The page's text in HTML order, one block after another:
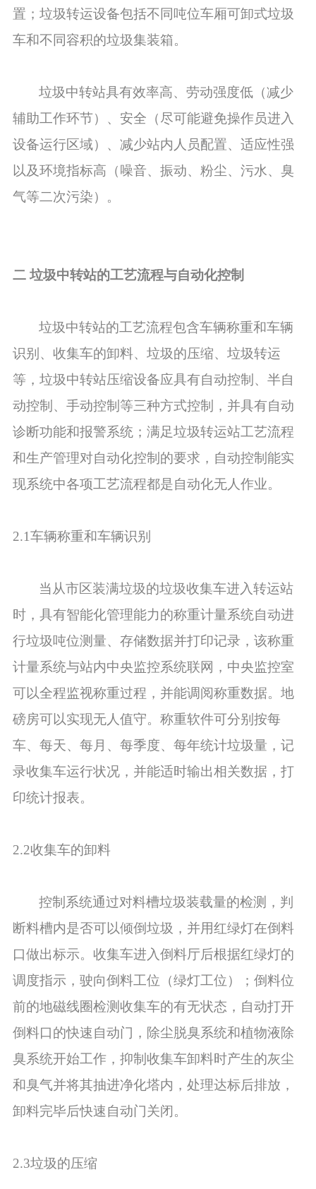
置；垃圾转运设备包括不同吨位车厢可卸式垃圾
车和不同容积的垃圾集装箱。
垃圾中转站具有效率高、劳动强度低（减少
辅助工作环节）、安全（尽可能避免操作员进入
设备运行区域）、减少站内人员配置、适应性强
以及环境指标高（噪音、振动、粉尘、污水、臭
气等二次污染）。
二 垃圾中转站的工艺流程与自动化控制
垃圾中转站的工艺流程包含车辆称重和车辆
识别、收集车的卸料、垃圾的压缩、垃圾转运
等，垃圾中转站压缩设备应具有自动控制、半自
动控制、手动控制等三种方式控制，并具有自动
诊断功能和报警系统；满足垃圾转运站工艺流程
和生产管理对自动化控制的要求，自动控制能实
现系统中各项工艺流程都是自动化无人作业。
2.1车辆称重和车辆识别
当从市区装满垃圾的垃圾收集车进入转运站
时，具有智能化管理能力的称重计量系统自动进
行垃圾吨位测量、存储数据并打印记录，该称重
计量系统与站内中央监控系统联网 ，中央监控室
可以全程监视称重过程，并能调阅称重数据。地
磅房可以实现无人值守。称重软件可分别按每
车、每天、每月、每季度、每年统计垃圾量，记
录收集车运行状况，并能适时输出相关数据，打
印统计报表。
2.2收集车的卸料
控制系统通过对料槽垃圾装载量的检测，判
断料槽内是否可以倾倒垃圾，并用红绿灯在倒料
口做出标示。收集车进入倒料厅后根据红绿灯的
调度指示，驶向倒料工位（绿灯工位）；倒料位
前的地磁线圈检测收集车的有无状态，自动打开
倒料口的快速自动门，除尘脱臭系统和植物液除
臭系统开始工作，抑制收集车卸料时产生的灰尘
和臭气并将其抽进净化塔内，处理达标后排放，
卸料完毕后快速自动门关闭。
2.3垃圾的压缩